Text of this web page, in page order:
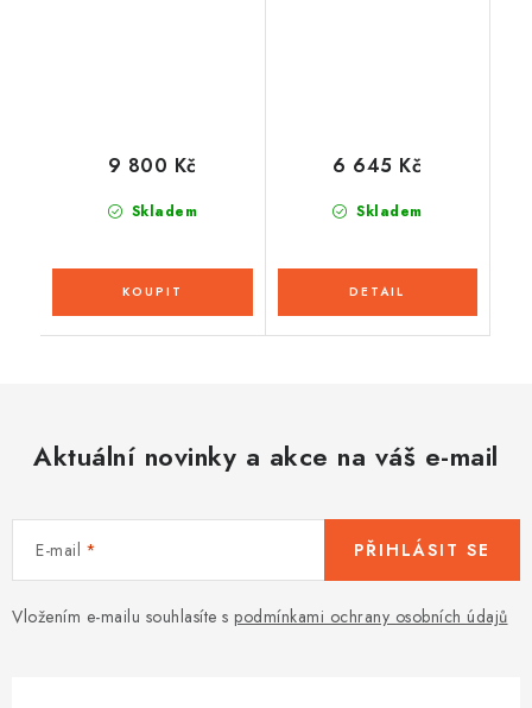
Skladem
9 800 Kč
Skladem
6 645 Kč
Aktuální novinky a akce na váš e-mail
E-mail
Vložením e-mailu souhlasíte s podmínkami ochrany osobních údajů
PŘIHLÁSIT SE